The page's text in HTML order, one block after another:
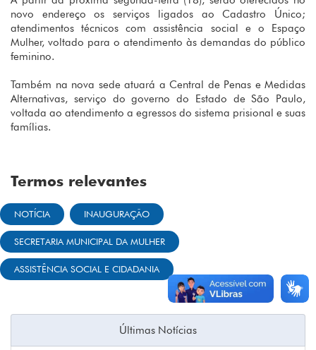
novo endereço os serviços ligados ao Cadastro Único;
atendimentos técnicos com assistência social e o Espaço
Mulher, voltado para o atendimento às demandas do público
feminino.
Também na nova sede atuará a Central de Penas e Medidas
Alternativas, serviço do governo do Estado de São Paulo,
voltada ao atendimento a egressos do sistema prisional e suas
famílias.
Termos relevantes
NOTÍCIA INAUGURAÇÃO
SECRETARIA MUNICIPAL DA MULHER
ASSISTÊNCIA SOCIAL E CIDADANIA
Últimas Notícias